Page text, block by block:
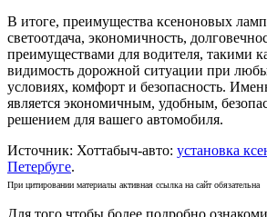
В итоге, преимущества ксеноновых
светоотдача, экономичность,
преимуществами для водителя, такими
видимость дорожной ситуации при
условиях, комфорт и безопасность.
является экономичным, удобным,
решением для вашего автомобиля.
Источник: Хоттабыч-авто: установка
Петербуге.
При цитировании материалы активная ссылка на сайт обязательна